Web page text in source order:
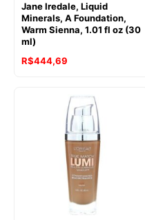
Jane Iredale, Liquid
Minerals, A Foundation,
Warm Sienna, 1.01 fl oz (30
ml)
R$444,69